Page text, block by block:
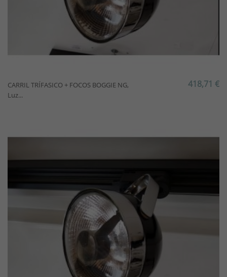
CARRIL TRÍFASICO + FOCOS BOGGIE NG,
Luz...
418,71 €